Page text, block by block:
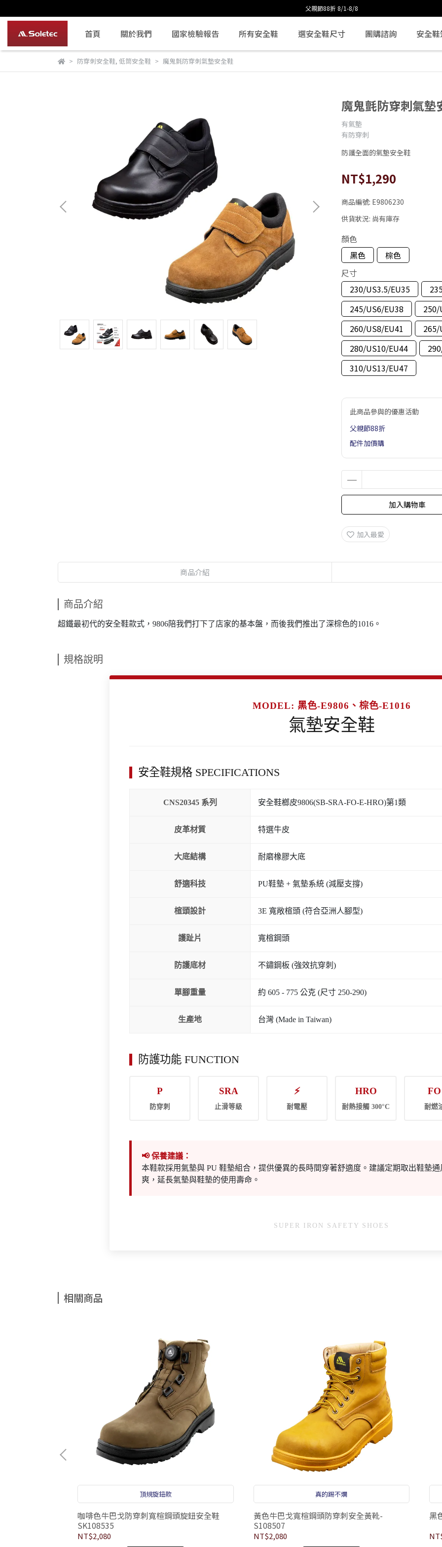
父親節88折 8/1-8/8
首頁 關於我們 國家檢驗報告 所有安全鞋 選安全鞋尺寸 團購諮詢 安全
防穿刺安全鞋, 低筒安全鞋 魔鬼氈防穿刺氣墊安全鞋
魔鬼氈防穿刺氣墊
有氣墊
有防穿刺
防護全面的氣墊安全鞋
NT$1,290
商品編號: E9806230
供貨狀況: 尚有庫存
顏色
黑色
棕色
尺寸
230/US3.5/EU35
245/US6/EU38
250/
260/US8/EU41
265/
280/US10/EU44
310/US13/EU47
此商品參與的優惠活動
父親節88折
配件加價購
加入購物車
加入最愛
商品介紹
商品介紹
超鐵最初代的安全鞋款式，9806陪我們打下了店家的基本盤，而後我們推出了深棕色的1016。
規格說明
MODEL: 黑色-E9806、棕色-E1016
氣墊安全鞋
安全鞋規格 SPECIFICATIONS
CNS20345 系列 安全鞋榔皮9806(SB-SRA-FO-E-HRO)第1類
皮革材質 特選牛皮
大底結構 耐磨橡膠大底
舒適科技 PU鞋墊 + 氣墊系統 (減壓支撐)
楦頭設計 3E 寬敞楦頭 (符合亞洲人腳型)
護趾片 寬楦鋼頭
防護底材 不鏽鋼板 (強效抗穿刺)
單腳重量 約 605 - 775 公克 (尺寸 250-290)
生產地 台灣 (Made in Taiwan)
防護功能 FUNCTION
P
防穿刺
SRA
止滑等級
⚡
耐電壓
HRO
耐熱接觸 300°C
FO
耐燃
📢 保養建議：
本鞋款採用氣墊與 PU 鞋墊組合，提供優異的長時間穿著舒適度。建議定期取出鞋墊
爽，延長氣墊與鞋墊的使用壽命。
SUPER IRON SAFETY SHOES
相關商品
頂規旋鈕款
咖啡色牛巴戈防穿刺寬楦鋼頭旋鈕安全鞋
SK108535
NT$2,080
真的踢不爛
黃色牛巴戈寬楦鋼頭防穿刺安全黃靴-
S108507
NT$2,080
黑